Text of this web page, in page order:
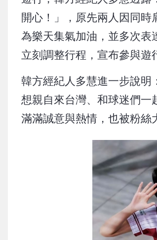
開心！」，原先兩人因同
為樂天集氣加油，並多次表
立刻調整行程，宣布參與遊
韓方經紀人多慧進一步說
想親自來台灣、和球迷們
滿滿誠意與熱情，也被粉絲